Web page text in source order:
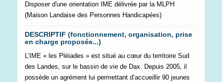
Disposer d'une orientation IME délivrée par la MLPH
(Maison Landaise des Personnes Handicapées)
DESCRIPTIF (fonctionnement, organisation, prise
en charge proposée...)
L’IME « les Pléiades » est situé au cœur du territoire Sud
des Landes, sur le bassin de vie de Dax. Depuis 2005, il
possède un agrément lui permettant d’accueillir 90 jeunes